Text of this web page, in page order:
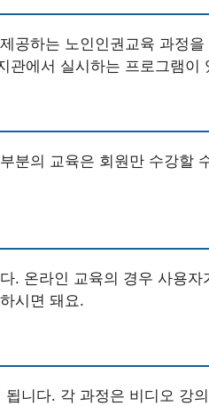
공하는 노인인권교육 과정
관에서 실시하는 프로그램이
분의 교육은 회원만 수강할
. 온라인 교육의 경우 사용자
시면 돼요.
니다. 각 과정은 비디오 강